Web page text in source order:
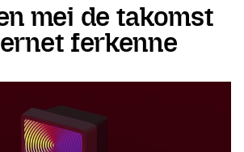
mei de takomst
ferkenne